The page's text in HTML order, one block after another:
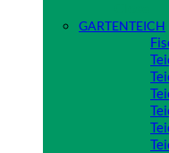
GARTENTEICH